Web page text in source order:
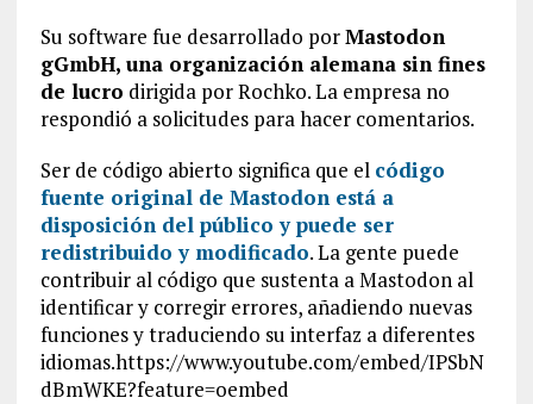
Su software fue desarrollado porMastodon
gGmbH, una organización alemana sin fines
de lucro dirigida por Rochko. La empresa no
respondió a solicitudes para hacer comentarios.
Ser de código abierto significa que el código
fuente original de Mastodon está a
disposición del público y puede ser
redistribuido y modificado. La gente puede
contribuir al código que sustenta a Mastodon al
identificar y corregir errores, añadiendo nuevas
funciones y traduciendo su interfaz a diferentes
idiomas.https://www.youtube.com/embed/IPSbN
dBmWKE?feature=oembed